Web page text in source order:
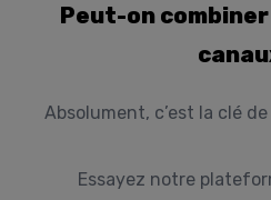
Peut-on
Absolument, c’est la clé
Essayez notre